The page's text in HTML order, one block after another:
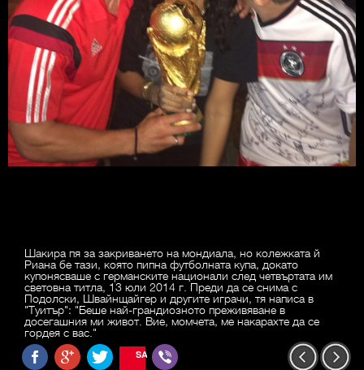
Шакира пя за закриването на мондиала, но колежката й
Риана бе тази, която пипна футболната купа, докато
купонясваше с германските национали след четвъртата им
световна титла, 13 юли 2014 г. Преди да се снима с
Подолски, Швайнщайгер и другите играчи, тя написа в
"Туитър": "Беше най-грандиозното преживяване в
досегашния ми живот. Вие, момчета, ме накарахте да се
гордея с вас."
SAVE